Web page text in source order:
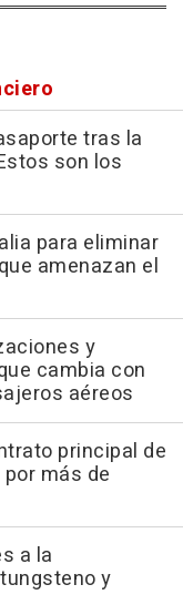
tras la
son los
para eliminar
amenazan el
y
cambia con
aéreos
principal de
más de
a la
y